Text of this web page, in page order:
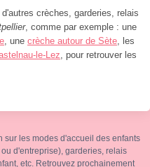
crèches, garderies, relais
, comme par exemple : une
, une crèche autour de Sète, les
le-Lez, pour retrouver les
sur les modes d'accueil des enfants
d'entreprise), garderies, relais
etc. Retrouvez prochainement